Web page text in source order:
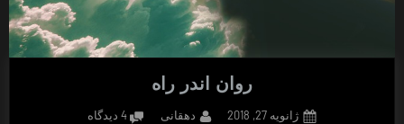
روان اندر راه
Posted
ژانویه 27, 2018 By
دهقانی 4 دیدگاه